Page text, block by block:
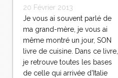
20 Février 2013
Je vous ai souvent parlé de
ma grand-mère, je vous ai
même montré un jour, SON
livre de cuisine. Dans ce livre,
je retrouve toutes les bases
de celle qui arrivée d'Italie